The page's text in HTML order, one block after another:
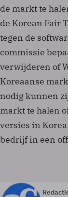
de markt te
de Korean Fair
tegen de
commissie
verwijderen of
Koreaanse
nodig kunnen
markt te halen
versies in
bedrijf in een